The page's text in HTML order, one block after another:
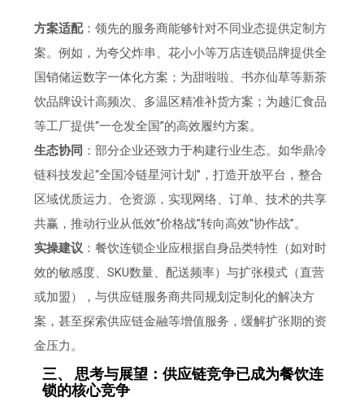
方案适配：领先的服务商能够针对不同业态提供定制方
案。例如，为夸父炸串、花小小等万店连锁品牌提供全
国销储运数字一体化方案；为甜啦啦、书亦仙草等新茶
饮品牌设计高频次、多温区精准补货方案；为越汇食品
等工厂提供“一仓发全国”的高效履约方案。
生态协同 ：部分企业还致力于构建行业生态。如华鼎冷
链科技发起“全国冷链星河计划”，打造开放平台，整合
区域优质运力、仓资源，实现网络、订单、技术的共享
共赢，推动行业从低效“价格战”转向高效“协作战”。
实操建议 ：餐饮连锁企业应根据自身品类特性（如对时
效的敏感度、SKU数量、配送频率）与扩张模式（直营
或加盟），与供应链服务商共同规划定制化的解决方
案，甚至探索供应链金融等增值服务，缓解扩张期的资
金压力。
三、 思考与展望：供应链竞争已成为餐饮连
锁的核心竞争